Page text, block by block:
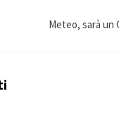
Meteo, sarà un